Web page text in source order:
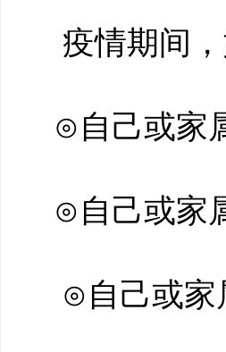
疫情期间
⊙自己或家
⊙自己或家
⊙自己或家